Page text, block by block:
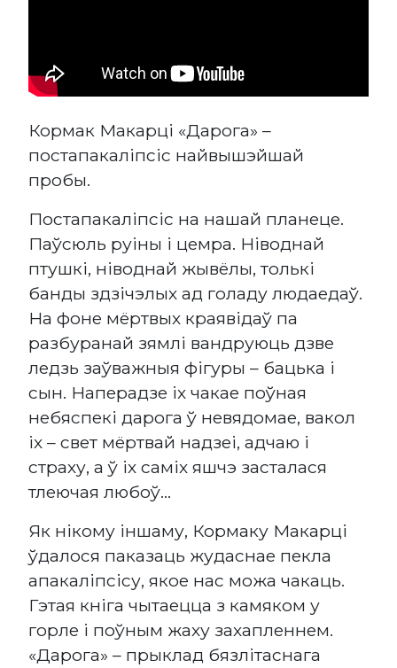
Кормак Макарці «Дарога» –
постапакаліпсіс найвышэйшай
пробы.
Постапакаліпсіс на нашай планеце.
Паўсюль руіны і цемра. Ніводнай
птушкі, ніводнай жывёлы, толькі
банды здзічэлых ад голаду людаедаў.
На фоне мёртвых краявідаў па
разбуранай зямлі вандруюць дзве
ледзь заўважныя фігуры – бацька і
сын. Наперадзе іх чакае поўная
небяспекі дарога ў невядомае, вакол
іх – свет мёртвай надзеі, адчаю і
страху, а ў іх саміх яшчэ засталася
тлеючая любоў...
Як нікому іншаму, Кормаку Макарці
ўдалося паказаць жудаснае пекла
апакаліпсісу, якое нас можа чакаць.
Гэтая кніга чытаецца з камяком у
горле і поўным жаху захапленнем.
«Дарога» – прыклад бязлітаснага